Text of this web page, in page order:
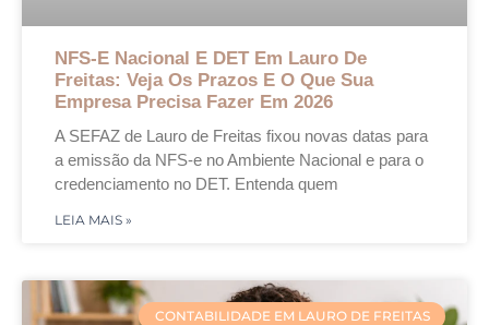
NFS-E Nacional E DET Em Lauro De
Freitas: Veja Os Prazos E O Que Sua
Empresa Precisa Fazer Em 2026
A SEFAZ de Lauro de Freitas fixou novas datas para
a emissão da NFS-e no Ambiente Nacional e para o
credenciamento no DET. Entenda quem
LEIA MAIS »
CONTABILIDADE EM LAURO DE FREITAS